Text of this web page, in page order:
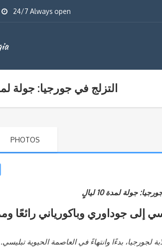
24/7 Always open
التزلج في جورجيا: جولة لمدة 10
PHOTOS
جولة لمدة 10 ليالٍ
إلى جوداوري وباكورياني رائعًا